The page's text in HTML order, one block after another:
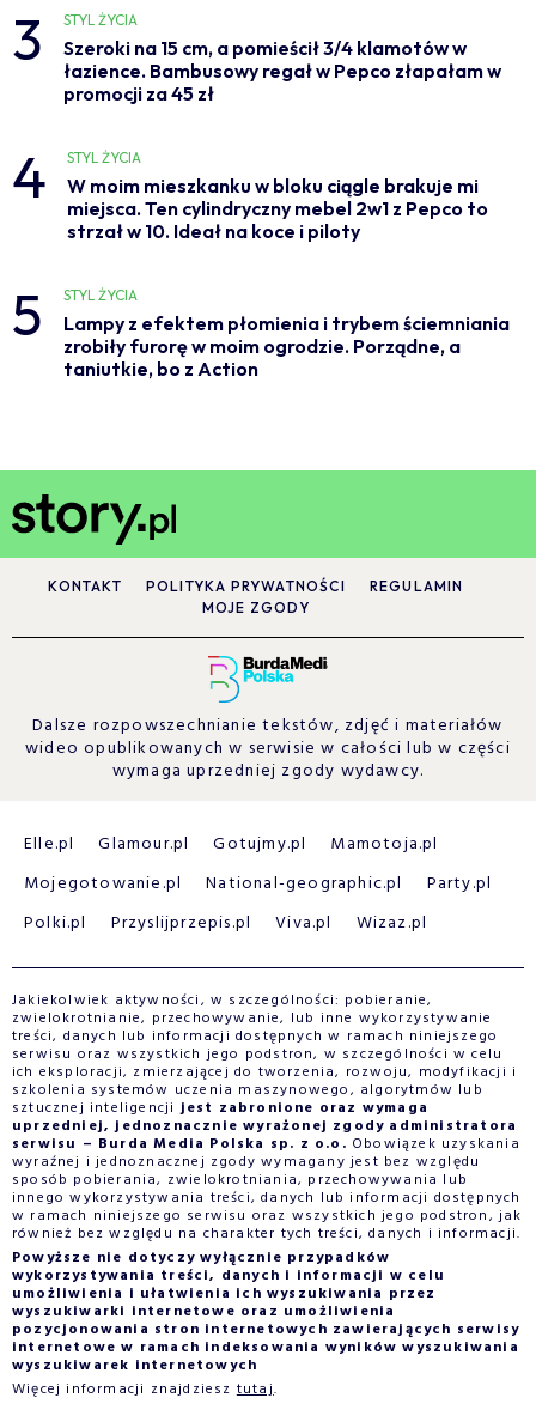
3 STYL ŻYCIA
Szeroki na 15 cm, a pomieścił 3/4 klamotów w
łazience. Bambusowy regał w Pepco złapałam w
promocji za 45 zł
4 STYL ŻYCIA
W moim mieszkanku w bloku ciągle brakuje mi
miejsca. Ten cylindryczny mebel 2w1 z Pepco to
strzał w 10. Ideał na koce i piloty
5 STYL ŻYCIA
Lampy z efektem płomienia i trybem ściemniania
zrobiły furorę w moim ogrodzie. Porządne, a
taniutkie, bo z Action
KONTAKT POLITYKA PRYWATNOŚCI
REGULAMIN
MOJE ZGODY
Dalsze rozpowszechnianie tekstów, zdjęć i materiałów
wideo opublikowanych w serwisie w całości lub w części
wymaga uprzedniej zgody wydawcy.
Elle.pl Glamour.pl Gotujmy.pl
Mamotoja.pl
Mojegotowanie.pl
National-geographic.pl
Party.pl
Polki.pl
Przyslijprzepis.pl Viva.pl Wizaz.pl
Jakiekolwiek aktywności, w szczególności: pobieranie,
zwielokrotnianie, przechowywanie, lub inne wykorzystywanie
treści, danych lub informacji dostępnych w ramach niniejszego
serwisu oraz wszystkich jego podstron, w szczególności w celu
ich eksploracji, zmierzającej do tworzenia, rozwoju, modyfikacji i
szkolenia systemów uczenia maszynowego, algorytmów lub
sztucznej inteligencjijest zabronione oraz wymaga
uprzedniej, jednoznacznie wyrażonej zgody administratora
serwisu – Burda Media Polska sp. z o.o. Obowiązek uzyskania
wyraźnej i jednoznacznej zgody wymagany jest bez względu
sposób pobierania, zwielokrotniania, przechowywania lub
innego wykorzystywania treści, danych lub informacji dostępnych
w ramach niniejszego serwisu oraz wszystkich jego podstron, jak
również bez względu na charakter tych treści, danych i informacji.
Powyższe nie dotyczy wyłącznie przypadków
wykorzystywania treści, danych i informacji w celu
umożliwienia i ułatwienia ich wyszukiwania przez
wyszukiwarki internetowe oraz umożliwienia
pozycjonowania stron internetowych zawierających serwisy
internetowe w ramach indeksowania wyników wyszukiwania
wyszukiwarek internetowych
Więcej informacji znajdziesztutaj.